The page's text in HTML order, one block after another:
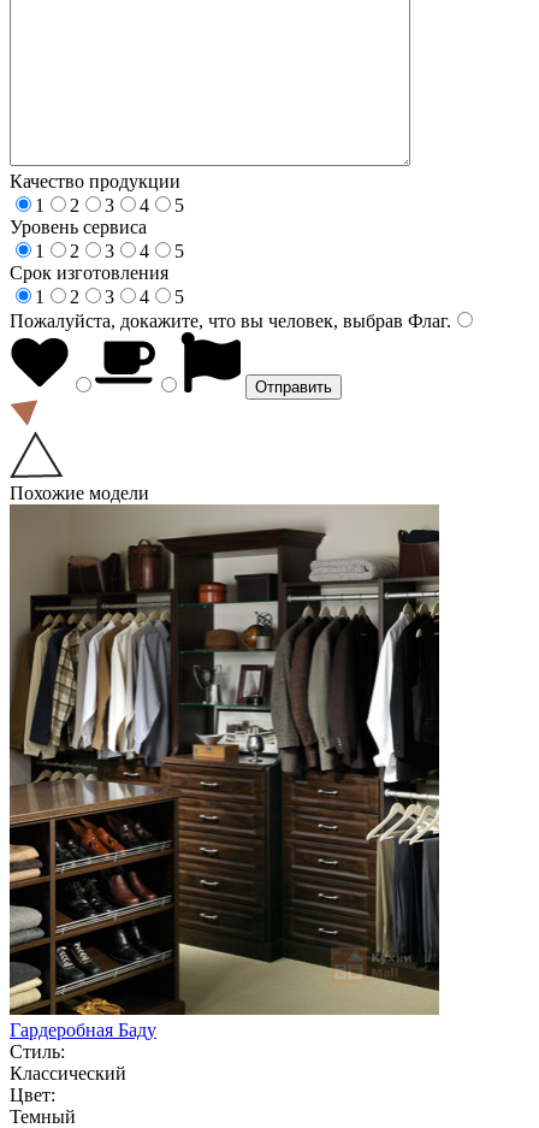
Качество продукции
1
2 3 4
5
Уровень сервиса
1
2 3 4
5
Срок изготовления
1
2 3 4
5
Пожалуйста, докажите, что вы человек, выбрав Флаг.
Похожие модели
Гардеробная Баду
Стиль:
Классический
Цвет:
Темный